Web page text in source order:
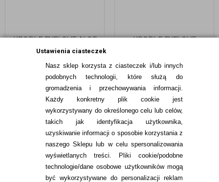
Ustawienia ciasteczek
Nasz sklep korzysta z ciasteczek i/lub innych
podobnych technologii, które służą do
gromadzenia i przechowywania informacji.
Każdy konkretny plik cookie jest
wykorzystywany do określonego celu lub celów,
takich jak identyfikacja użytkownika,
uzyskiwanie informacji o sposobie korzystania z
naszego Sklepu lub w celu spersonalizowania
wyświetlanych treści.
Pliki cookie/podobne
technologie/dane osobowe użytkowników mogą
być wykorzystywane do personalizacji reklam
KROPLE EYELOVE ALOE
DROPS - Z ALOESEM I
ALERGIKÓW
19,99pln
KROPLE EYELOVE
14,99 pln
INFORMACJE KONTAKTOWE
JAK ZAMAWIAĆ?